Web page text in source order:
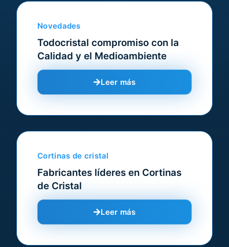
Novedades
Todocristal compromiso con la
Calidad y el Medioambiente
Leer más
Cortinas de cristal
Fabricantes líderes en Cortinas
de Cristal
Leer más